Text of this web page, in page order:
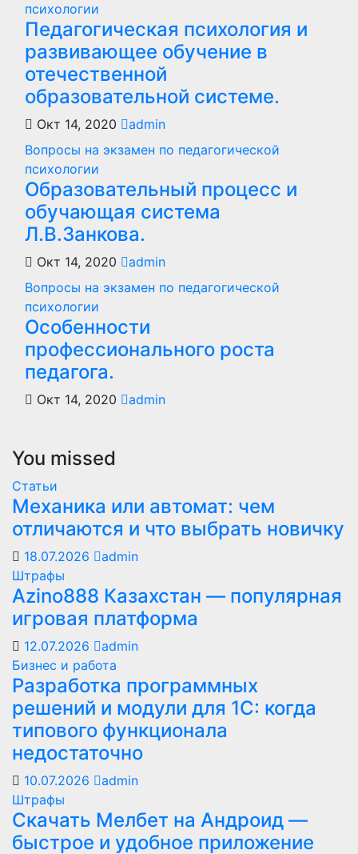
психологии
Педагогическая психология и
развивающее обучение в
отечественной
образовательной системе.
Окт 14, 2020
admin
Вопросы на экзамен по педагогической
психологии
Образовательный процесс и
обучающая система
Л.В.Занкова.
Окт 14, 2020
admin
Вопросы на экзамен по педагогической
психологии
Особенности
профессионального роста
педагога.
Окт 14, 2020 admin
You missed
Статьи
Механика или автомат: чем
отличаются и что выбрать новичку
18.07.2026
admin
Штрафы
Azino888 Казахстан — популярная
игровая платформа
12.07.2026
admin
Бизнес и работа
Разработка программных
решений и модули для 1С: когда
типового функционала
недостаточно
10.07.2026
admin
Штрафы
Скачать Мелбет на Андроид —
быстрое и удобное приложение